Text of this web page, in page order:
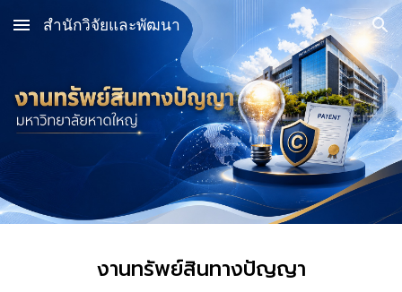
Skip to main content Skip to navigation
สำนักวิจัยและพัฒนา
งานทรัพย์สินทางปัญญา